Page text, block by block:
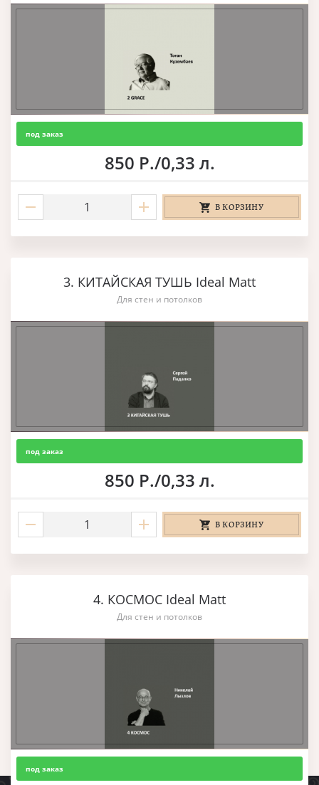
под заказ
850 Р./0,33 л.
В КОРЗИНУ
3. КИТАЙСКАЯ ТУШЬ Ideal Matt
Для стен и потолков
под заказ
850 Р./0,33 л.
В КОРЗИНУ
4. КОСМОС Ideal Matt
Для стен и потолков
под заказ